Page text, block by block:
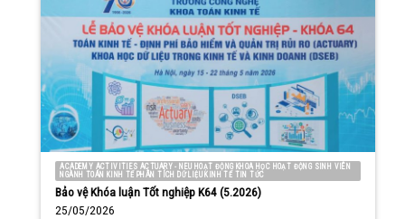
ACADEMY ACTIVITIES ACTUARY - NEU HOẠT ĐỘNG KHOA HỌC HOẠT ĐỘNG SINH VIÊN
NGÀNH TOÁN KINH TẾ PHÂN TÍCH DỮ LIỆU KINH TẾ TIN TỨC
Bảo vệ Khóa luận Tốt nghiệp K64 (5.2026)
25/05/2026